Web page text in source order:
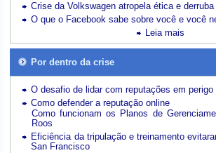
Crise da Volkswagen atropela ética e
O que o Facebook sabe sobre você e você
Leia mais
Por dentro da crise
O desafio de lidar com reputações em perigo
Como defender a reputação online
Como funcionam os Planos de
Roos
Eficiência da tripulação e treinamento
San Francisco